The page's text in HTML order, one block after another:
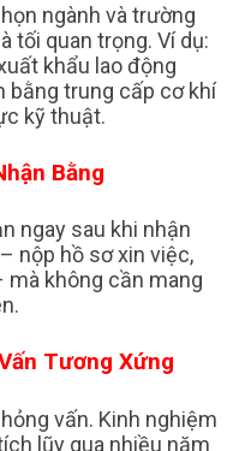
ngành và trường
tối quan trọng. Ví dụ:
khẩu lao động
bằng trung cấp cơ khí
kỹ thuật.
Bằng
ngay sau khi nhận
nộp hồ sơ xin việc,
mà không cần mang
Tương Xứng
vấn. Kinh nghiệm
lũy qua nhiều năm